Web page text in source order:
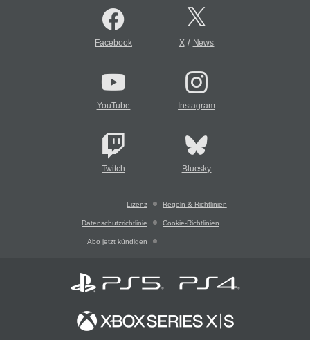
Facebook X/ News
YouTube Instagram
Twitch Bluesky
Lizenz Regeln & Richtlinien
Datenschutzrichtlinie Cookie-Richtlinien
Abo jetzt kündigen